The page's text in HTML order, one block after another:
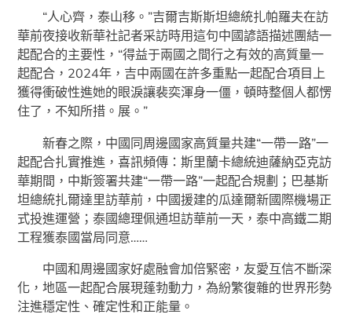
“人心齊，泰山移。”吉爾吉斯斯坦總統扎帕羅夫在訪
華前夜接收新華社記者采訪時用這句中國諺語描述團結一
起配合的主要性，“得益于兩國之間行之有效的高質量一
起配合，2024年，吉中兩國在許多重點一起配合項目上
獲得衝破性進她的眼淚讓裴奕渾身一僵，頓時整個人都愣
住了，不知所措。展。”
新春之際，中國同周邊國家高質量共建“一帶一路”一
起配合扎實推進，喜訊頻傳：斯里蘭卡總統迪薩納亞克訪
華期間，中斯簽署共建“一帶一路”一起配合規劃；巴基斯
坦總統扎爾達里訪華前，中國援建的瓜達爾新國際機場正
式投進運營；泰國總理佩通坦訪華前一天，泰中高鐵二期
工程獲泰國當局同意……
中國和周邊國家好處融會加倍緊密，友愛互信不斷深
化，地區一起配合展現蓬勃動力，為紛繁復雜的世界形勢
注進穩定性、確定性和正能量。